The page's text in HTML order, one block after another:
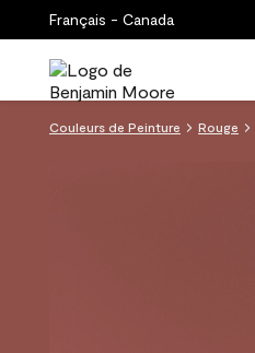
Français - Canada
Couleurs de Peinture Rouge